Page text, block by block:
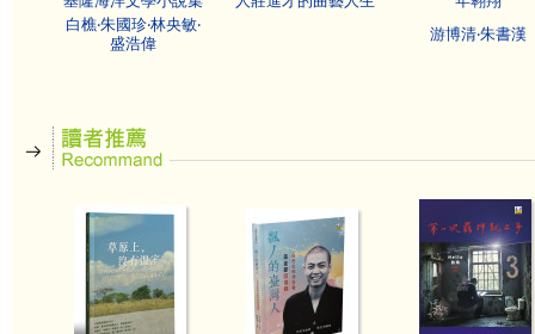
白樵‧朱國珍‧林央敏‧
盛浩偉
游博清‧朱書漢